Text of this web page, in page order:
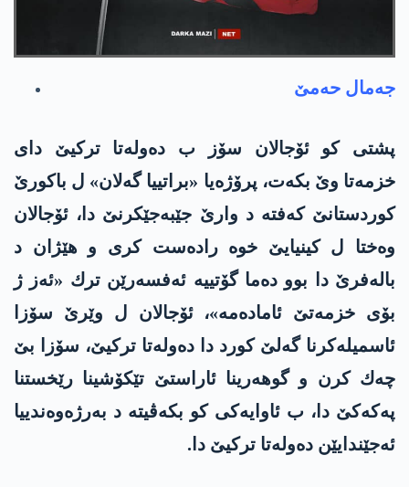
جه‌مال حه‌مێ
پشتی كو ئۆجالان سۆز ب ده‌وله‌تا تركیێ دای
خزمه‌تا وێ بكه‌ت‌، پرۆژه‌یا «براتییا گه‌لان» ل باكورێ
كوردستانێ کەفتە د وارێ جێبەجێکرنێ دا، ئۆجالان
وه‌ختا ل كینیایێ خوه‌ راده‌ست كری و هێژان د
باله‌فرێ دا‌ بوو دەما گۆتیيە ئه‌فسه‌رێن ترك «ئه‌ز ژ
بۆی خزمه‌تێ ئاماده‌مه»، ئۆجالان ل وێرێ سۆزا
ئاسمیله‌كرنا گه‌لێ کورد دا ده‌وله‌تا تركیێ، سۆزا بێ
چه‌ك كرن و گوهه‌رینا ئاراستێ تێکۆشینا رێخستنا
په‌كه‌كێ دا، ب ئاوایه‌كی كو بكه‌ڤیته‌ د به‌رژه‌وه‌ندییا
ئه‌جێندایێن ده‌وله‌تا ترکیێ دا‌.